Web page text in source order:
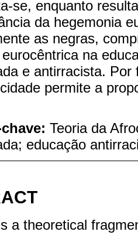
se, enquanto
da hegemonia
as negras,
na
e antirracista.
permite a
Teoria da
educação
a theoretical